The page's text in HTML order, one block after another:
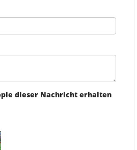
dieser Nachricht erhalten